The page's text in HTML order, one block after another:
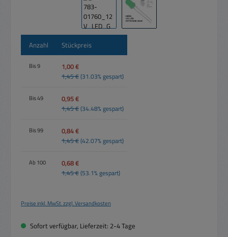
Anzahl Stückpreis
Bis9 1,00 €
1,45 €(31.03% gespart)
Bis49 0,95 €
1,45 €(34.48% gespart)
Bis99 0,84 €
1,45 €(42.07% gespart)
Ab 100 0,68 €
1,45 €(53.1% gespart)
Preise inkl. MwSt. zzgl. Versandkosten
Sofort verfügbar, Lieferzeit: 2-4 Tage